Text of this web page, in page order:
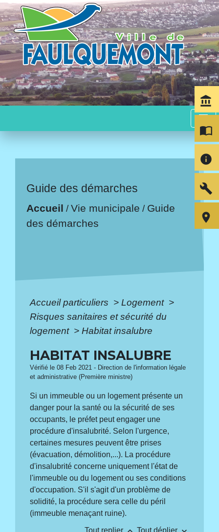
menu
Guide des démarches
Accueil /Vie municipale / Guide
des démarches
Accueil particuliers > Logement >
Risques sanitaires et sécurité du
logement > Habitat insalubre
HABITAT INSALUBRE
Vérifié le 08 Feb 2021 - Direction de l'information légale
et administrative (Première ministre)
Si un immeuble ou un logement présente un
danger pour la santé ou la sécurité de ses
occupants, le préfet peut engager une
procédure d'insalubrité. Selon l'urgence,
certaines mesures peuvent être prises
(évacuation, démolition,...). La procédure
d'insalubrité concerne uniquement l'état de
l'immeuble ou du logement ou ses conditions
d'occupation. S'il s'agit d'un problème de
solidité, la procédure sera celle du péril
(immeuble menaçant ruine).
Tout replier Tout déplier
account_balance
import_contacts
info
build
room